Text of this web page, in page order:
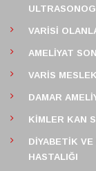
VARISI
AMELIYAT
VARIS
DAMAR
KIMLER KAN
DIYABETIK
HASTALIĞI